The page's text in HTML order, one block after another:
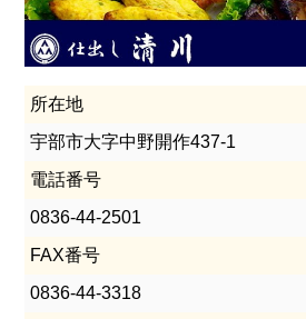
所在地
宇部市大字中野開作437-1
電話番号
0836-44-2501
FAX番号
0836-44-3318